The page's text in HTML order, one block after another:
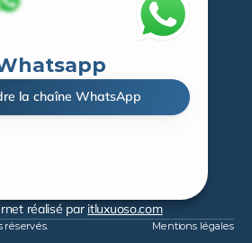
la chaîne WhatsApp
réalisé par itluxuoso.com
réservés. Mentions légales